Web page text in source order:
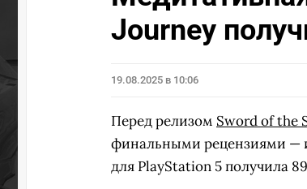
Journey
19.08.2025 в 10:06
Перед релизом Sword of the
финальными рецензиями —
для PlayStation 5 получила